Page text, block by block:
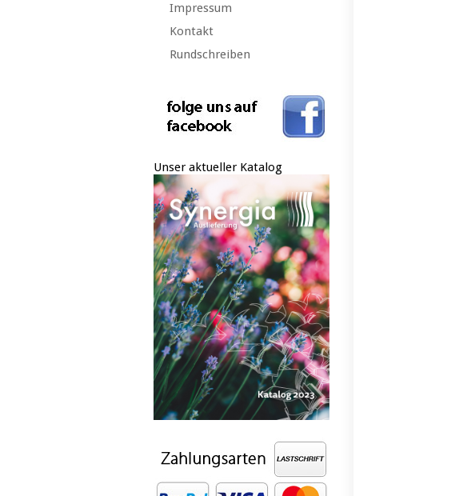
Impressum
Kontakt
Rundschreiben
Unser aktueller Katalog